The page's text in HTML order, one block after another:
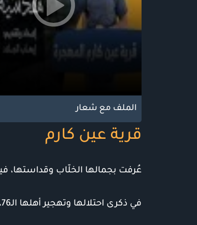
الملف مع شعار
قرية عين كارم
عُرفت بجمالها الخلّاب وقداستها،
في ذكرى احتلالها وتهجير أهلها الـ76، المرشد والباحث المقدسي إيهاب الجلاد يصحبكم بجولة في قرية عين كارم جنوب غربي القدس.